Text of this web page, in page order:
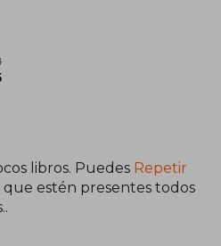
libros. Puedes Repetir
que estén presentes todos